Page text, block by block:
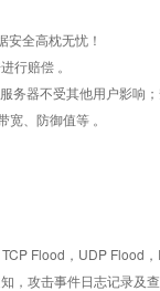
全高枕无忧！
行赔偿 。
务器不受其他用户影响
、防御值等 。
Flood，UDP Flood
，攻击事件日志记录及